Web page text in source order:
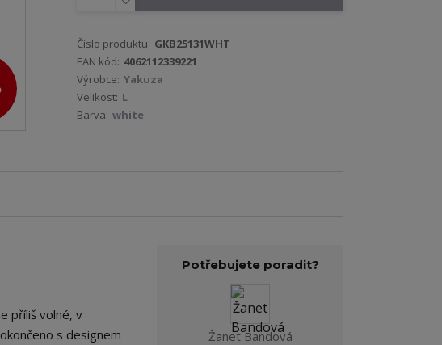
Číslo produktu: GKB25131WHT
EAN kód: 4062112339221
Výrobce: Yakuza
Velikost: L
Barva: white
příliš volné, v
s designem
Potřebujete poradit?
Žanet Bandová